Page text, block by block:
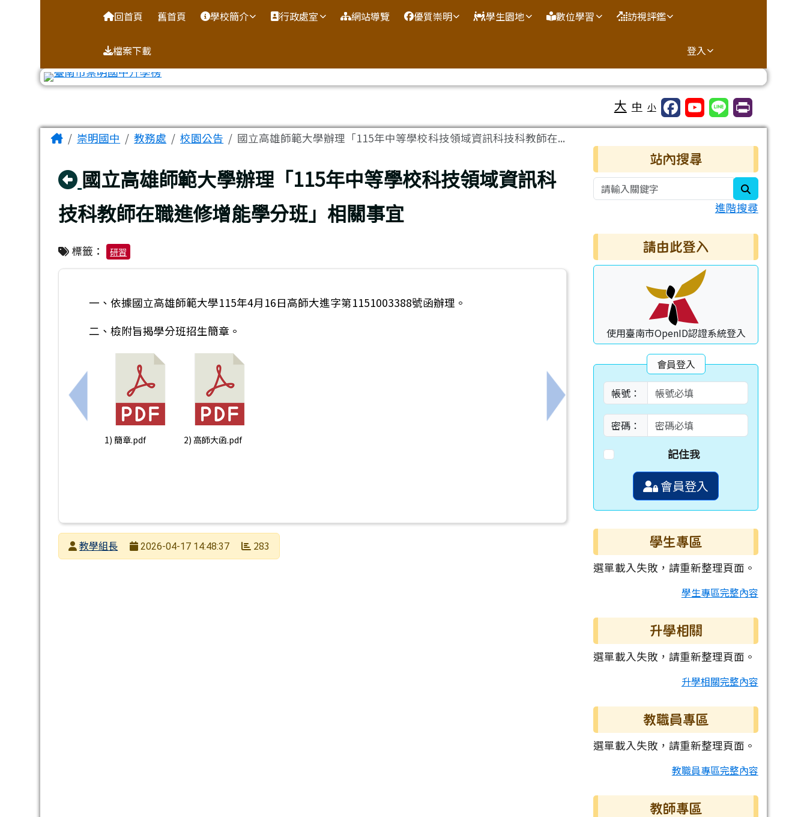
台南市崇明國中全球資訊網
回首頁 舊首頁 學校簡介 行政處室 網站導覽 優質崇明 學生園地 數位學習 訪視評鑑
檔案下載 登入
大 中 小
主內容區域
Home崇明國中 教務處 校園公告 國立高雄師範大學辦理「115年中等學校科技領域資訊科技科教師在...
回上頁
國立高雄師範大學辦理「115年中等學校科技領域資訊科
技科教師在職進修增能學分班」相關事宜
標籤： 研習
上一筆：五專完全免試報名注意事項
一、依據國立高雄師範大學115年4月16日高師大進字第1151003388號函辦理。
二、檢附旨揭學分班招生簡章。
1) 簡章.pdf 2) 高師大函.pdf
下一筆：臺南市高中職完全免試注意事項
發布者教學組長
2026-04-17 14:48:37 283
右邊區域內容
站內搜尋
進階搜尋
請由此登入
使用臺南市OpenID認證系統登入
會員登入
帳號：
密碼：
記住我
會員登入
學生專區
選單載入失敗，請重新整理頁面。
學生專區完整內容
升學相關
選單載入失敗，請重新整理頁面。
升學相關完整內容
教職員專區
選單載入失敗，請重新整理頁面。
教職員專區完整內容
教師專區
頁尾區域